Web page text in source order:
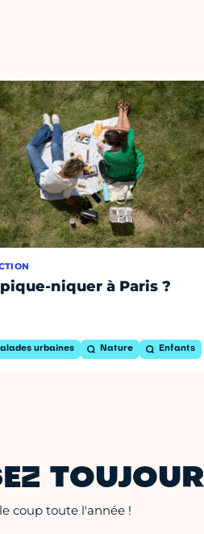
niquer à Paris ?
urbaines Nature Enfants
coup toute l'année !